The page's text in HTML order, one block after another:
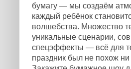
бумагу — мы создаём
каждый ребёнок
волшебства. Множество
уникальные сценарии,
спецэффекты — всё для
праздник был не похож ни